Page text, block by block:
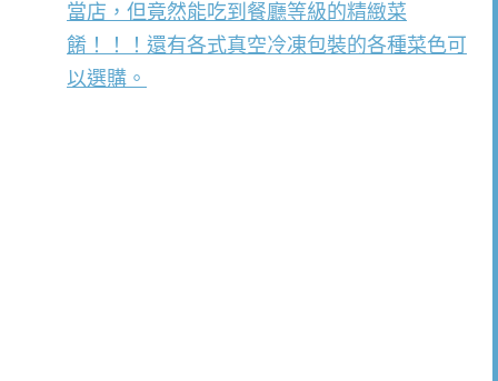
當店，但竟然能吃到餐廳等級的精緻菜
餚！！！還有各式真空冷凍包裝的各種菜色可
以選購。